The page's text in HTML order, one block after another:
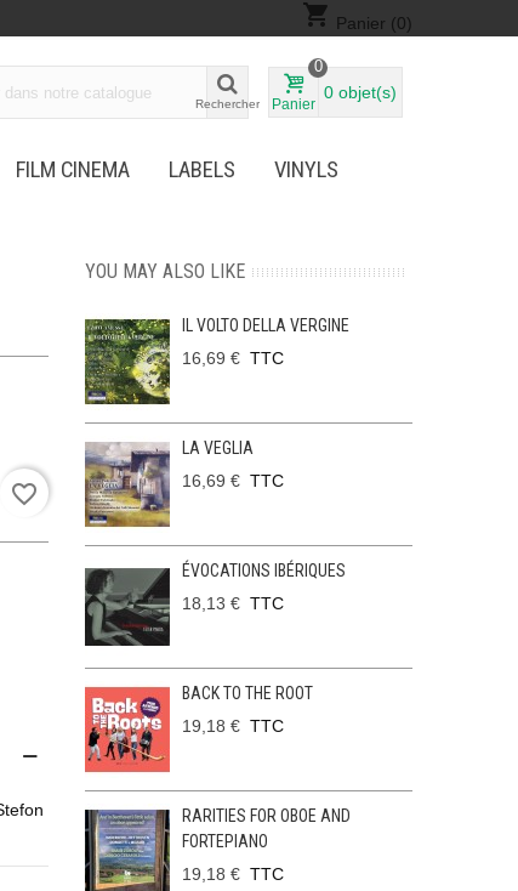
shopping_cart Panier (0)
Rechercher Panier
0
0 objet(s)
FILM CINEMA LABELS
VINYLS
favorite_border
YOU MAY ALSO LIKE
IL VOLTO DELLA VERGINE
16,69 € TTC
LA VEGLIA
16,69 € TTC
ÉVOCATIONS IBÉRIQUES
18,13 € TTC
BACK TO THE ROOT
19,18 € TTC
RARITIES FOR OBOE AND
FORTEPIANO
19,18 € TTC